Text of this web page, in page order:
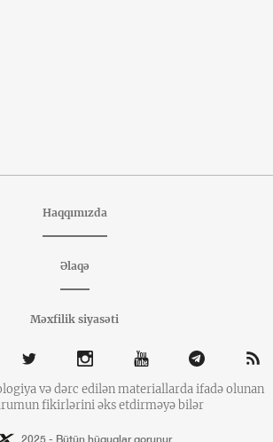
Haqqımızda
Əlaqə
Məxfilik siyasəti
və dərc edilən materiallarda ifadə olunan
fikirlərini əks etdirməyə bilər